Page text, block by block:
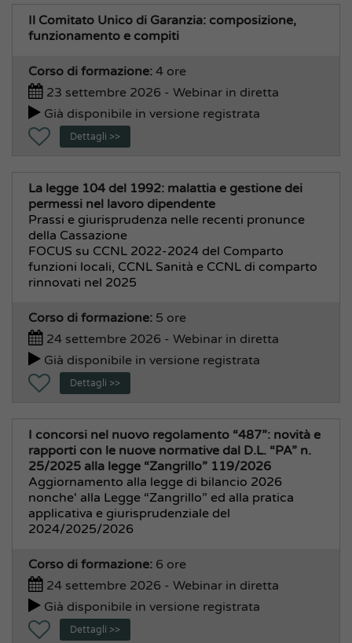
Pensioni e Previdenza
Stipendi
Tributi
Area Tecnica e Commercio
Commercio, Polizia Amministrativa, Suap
Espropriazioni
Lavori Pubblici
Patrimonio, Manutenzioni
Polizia Locale
Strade e Aree Pubbliche, Verde
Il Comitato Unico di Garanzia: composizione,
funzionamento e compiti
Corso di formazione: 4 ore
23 settembre 2026 - Webinar in diretta
Già disponibile in versione registrata
Dettagli >>
La legge 104 del 1992: malattia e gestione dei
permessi nel lavoro dipendente
Prassi e giurisprudenza nelle recenti pronunce
della Cassazione
FOCUS su CCNL 2022-2024 del Comparto
funzioni locali, CCNL Sanità e CCNL di comparto
rinnovati nel 2025
Corso di formazione: 5 ore
24 settembre 2026 - Webinar in diretta
Già disponibile in versione registrata
Dettagli >>
I concorsi nel nuovo regolamento “487”: novità e
rapporti con le nuove normative dal D.L. “PA” n.
25/2025 alla legge “Zangrillo” 119/2026
Aggiornamento alla legge di bilancio 2026
nonche' alla Legge “Zangrillo” ed alla pratica
applicativa e giurisprudenziale del
2024/2025/2026
Corso di formazione: 6 ore
24 settembre 2026 - Webinar in diretta
Già disponibile in versione registrata
Dettagli >>